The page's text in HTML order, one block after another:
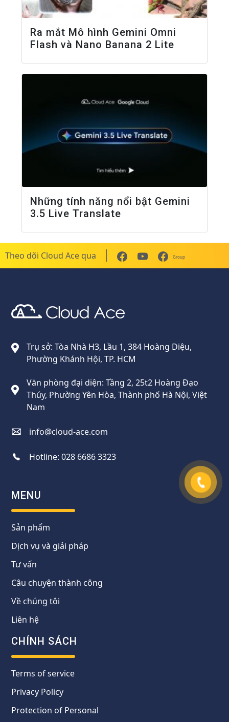
Ra mắt Mô hình Gemini Omni
Flash và Nano Banana 2 Lite
Những tính năng nổi bật Gemini
3.5 Live Translate
Theo dõi Cloud Ace qua Group
Trụ sở: Tòa Nhà H3, Lầu 1, 384 Hoàng Diệu,
Phường Khánh Hội, TP. HCM
Văn phòng đại diện: Tầng 2, 25t2 Hoàng Đạo
Thúy, Phường Yên Hòa, Thành phố Hà Nội, Việt
Nam
info@cloud-ace.com
Hotline:028 6686 3323
MENU
Sản phẩm
Dịch vụ và giải pháp
Tư vấn
Câu chuyện thành công
Về chúng tôi
Liên hệ
CHÍNH SÁCH
Terms of service
Privacy Policy
Protection of Personal